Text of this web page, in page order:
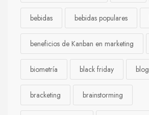
bebidas bebidas populares
beneficios de Kanban en marketing
biometría black friday blog
bracketing brainstorming